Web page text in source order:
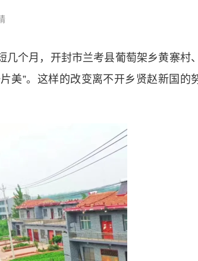
月，开封市兰考县葡萄架乡黄寨村、
美”。这样的改变离不开乡贤赵新国的